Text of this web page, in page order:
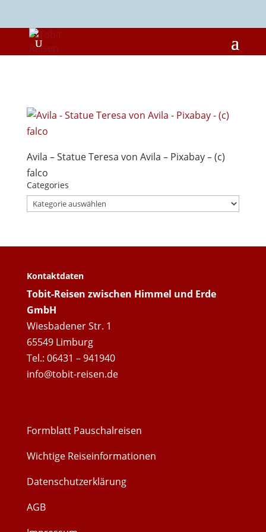
Avila – Statue Teresa von Avila – Pixabay – (c)
falco
Categories
Categories
Kontaktdaten
Tobit-Reisen zwischen Himmel und Erde
GmbH
Wiesbadener Str. 1
65549 Limburg
Tel.: 06431 – 941940
info@tobit-reisen.de
Formblatt Pauschalreisen
Wichtige Reiseinformationen
Datenschutzerklärung
AGB